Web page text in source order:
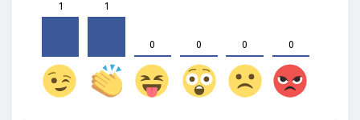
1 1
0 0 0 0